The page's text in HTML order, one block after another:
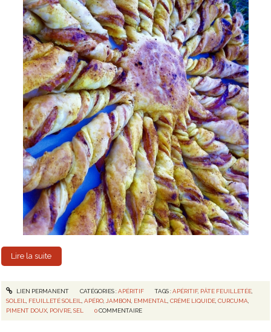
Lire la suite
LIEN PERMANENT CATÉGORIES :APÉRITIF TAGS :APÉRITIF, PÂTE FEUILLETÉE
SOLEIL
FEUILLETÉ SOLEIL ,APÉRO JAMBON EMMENTAL ,CRÈME LIQUIDE ,CURCUMA
PIMENT DOUX POIVRE ,SEL 0 COMMENTAIRE